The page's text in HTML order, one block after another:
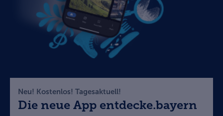
Neu! Kostenlos! Tagesaktuell!
Die neue App entdecke.bayern